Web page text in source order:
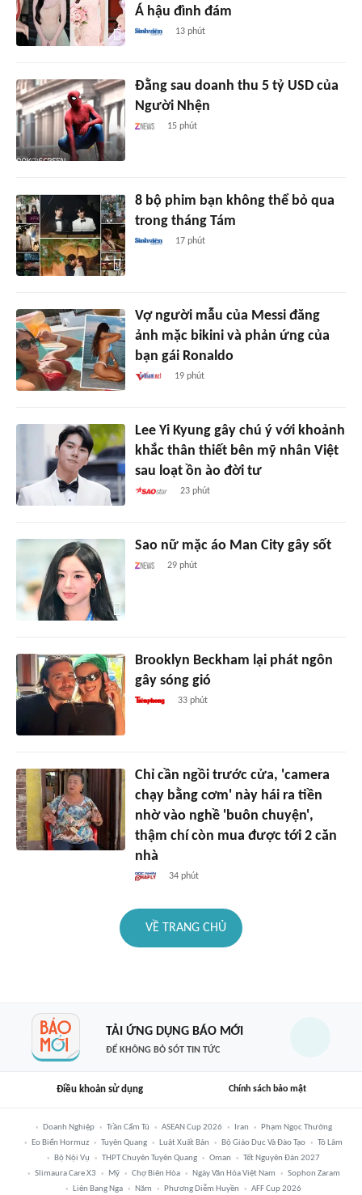
Á hậu đình đám
13 phút
Đằng sau doanh thu 5 tỷ USD của
Người Nhện
15 phút
8 bộ phim bạn không thể bỏ qua
trong tháng Tám
17 phút
Vợ người mẫu của Messi đăng
ảnh mặc bikini và phản ứng của
bạn gái Ronaldo
19 phút
Lee Yi Kyung gây chú ý với khoảnh
khắc thân thiết bên mỹ nhân Việt
sau loạt ồn ào đời tư
23 phút
Sao nữ mặc áo Man City gây sốt
29 phút
Brooklyn Beckham lại phát ngôn
gây sóng gió
33 phút
Chỉ cần ngồi trước cửa, 'camera
chạy bằng cơm' này hái ra tiền
nhờ vào nghề 'buôn chuyện',
thậm chí còn mua được tới 2 căn
nhà
34 phút
VỀ TRANG CHỦ
TẢI ỨNG DỤNG BÁO MỚI
ĐỂ KHÔNG BỎ SÓT TIN TỨC
Điều khoản sử dụng Chính sách bảo mật
Doanh Nghiệp Trần Cẩm Tú ASEAN Cup 2026 Iran
Phạm Ngọc Thưởng
Eo Biển Hormuz
Tuyên Quang Luật Xuất Bản Bộ Giáo Dục Và Đào Tạo
Tô Lâm
Bộ Nội Vụ
THPT Chuyên Tuyên Quang Oman
Tết Nguyên Đán 2027
Slimaura Care X3
Mỹ Chợ Biên Hòa Ngày Văn Hóa Việt Nam
Sophon Zaram
Liên Bang Nga
Năm Phương Diễm Huyền AFF Cup 2026